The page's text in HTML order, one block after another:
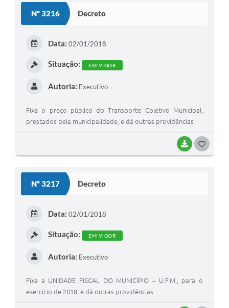
Nº 3216 Decreto
BAIXAR
Data: 02/01/2018
Situação: EM VIGOR
Autoria: Executivo
Fixa o preço público do Transporte Coletivo Municipal,
prestados pela municipalidade, e dá outras providências
Nº 3217 Decreto
Data: 02/01/2018
Situação: EM VIGOR
Autoria: Executivo
Fixa a UNIDADE FISCAL DO MUNICÍPIO – U.F.M., para o
exercício de 2018, e dá outras providências